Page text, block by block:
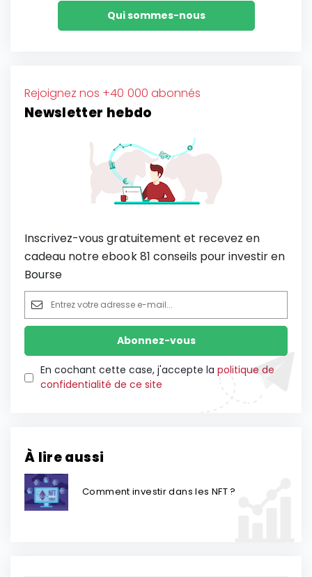
Qui sommes-nous
Rejoignez nos +40 000 abonnés
Newsletter hebdo
Inscrivez-vous gratuitement et recevez en
cadeau notre ebook 81 conseils pour investir en
Bourse
En cochant cette case, j'accepte la politique de
confidentialité de ce site
À lire aussi
Comment investir dans les NFT ?